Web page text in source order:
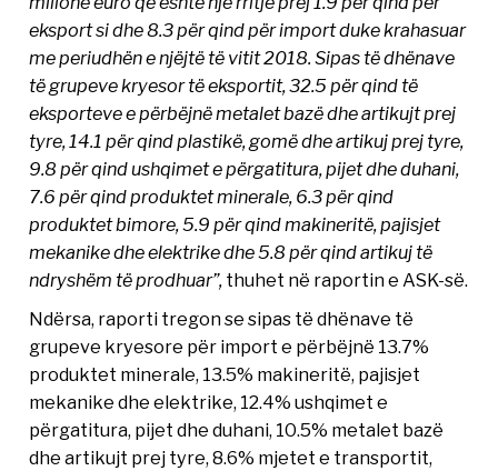
eksport si dhe 8.3 për qind për import duke krahasuar
me periudhën e njëjtë të vitit 2018. Sipas të dhënave
të grupeve kryesor të eksportit, 32.5 për qind të
eksporteve e përbëjnë metalet bazë dhe artikujt prej
tyre, 14.1 për qind plastikë, gomë dhe artikuj prej tyre,
9.8 për qind ushqimet e përgatitura, pijet dhe duhani,
7.6 për qind produktet minerale, 6.3 për qind
produktet bimore, 5.9 për qind makineritë, pajisjet
mekanike dhe elektrike dhe 5.8 për qind artikuj të
ndryshëm të prodhuar”, thuhet në raportin e ASK-së.
Ndërsa, raporti tregon se sipas të dhënave të
grupeve kryesore për import e përbëjnë 13.7%
produktet minerale, 13.5% makineritë, pajisjet
mekanike dhe elektrike, 12.4% ushqimet e
përgatitura, pijet dhe duhani, 10.5% metalet bazë
dhe artikujt prej tyre, 8.6% mjetet e transportit,